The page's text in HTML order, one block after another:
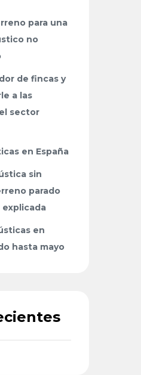
para una
no
de fincas y
a las
sector
en España
sin
parado
en
hasta mayo